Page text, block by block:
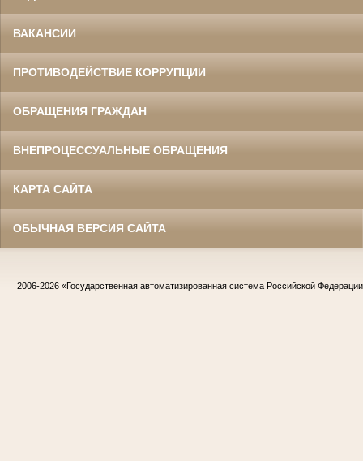
ВАКАНСИИ
ПРОТИВОДЕЙСТВИЕ КОРРУПЦИИ
ОБРАЩЕНИЯ ГРАЖДАН
ВНЕПРОЦЕССУАЛЬНЫЕ ОБРАЩЕНИЯ
КАРТА САЙТА
ОБЫЧНАЯ ВЕРСИЯ САЙТА
2006-2026 «Государственная автоматизированная система Российской